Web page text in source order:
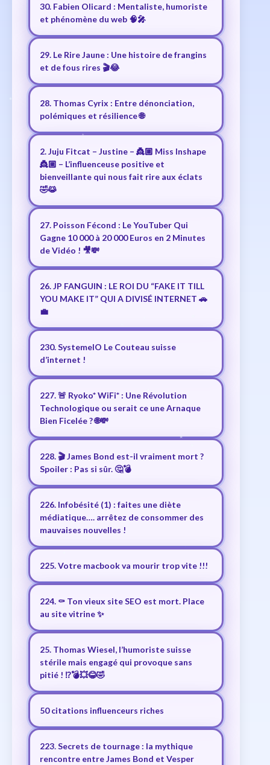
30. Fabien Olicard : Mentaliste, humoriste
et phénomène du web 🧠🎤
29. Le Rire Jaune : Une histoire de frangins
et de fous rires 🎬😂
28. Thomas Cyrix : Entre dénonciation,
polémiques et résilience 🌐
2. Juju Fitcat – Justine – 👸🏼 Miss Inshape
👸🏼 – L’influenceuse positive et
bienveillante qui nous fait rire aux éclats
🤣😹
27. Poisson Fécond : Le YouTuber Qui
Gagne 10 000 à 20 000 Euros en 2 Minutes
de Vidéo ! 🎥💸
26. JP FANGUIN : LE ROI DU “FAKE IT TILL
YOU MAKE IT” QUI A DIVISÉ INTERNET 🚗
💼
230. SystemeIO Le Couteau suisse
d’internet !
227. 🚨 Ryoko* WiFi* : Une Révolution
Technologique ou serait ce une Arnaque
Bien Ficelée ? 🌐💸
228. 🎬 James Bond est-il vraiment mort ?
Spoiler : Pas si sûr. 🤔💣
226. Infobésité (1) : faites une diète
médiatique…. arrêtez de consommer des
mauvaises nouvelles !
225. Votre macbook va mourir trop vite !!!
224. ⚰️ Ton vieux site SEO est mort. Place
au site vitrine ✨
25. Thomas Wiesel, l’humoriste suisse
stérile mais engagé qui provoque sans
pitié ! ⁉️💣💥😂🤣
50 citations influenceurs riches
223. Secrets de tournage : la mythique
rencontre entre James Bond et Vesper